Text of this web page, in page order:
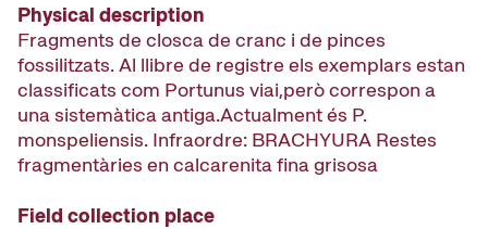
Physical description
Fragments de closca de cranc i de pinces
fossilitzats. Al llibre de registre els exemplars estan
classificats com Portunus viai,però correspon a
una sistemàtica antiga.Actualment és P.
monspeliensis. Infraordre: BRACHYURA Restes
fragmentàries en calcarenita fina grisosa
Field collection place